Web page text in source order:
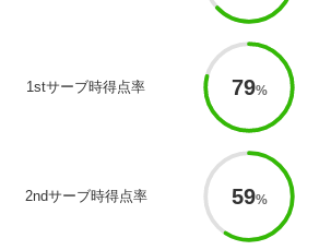
1stサーブ時得点率 79
2ndサーブ時得点率 59